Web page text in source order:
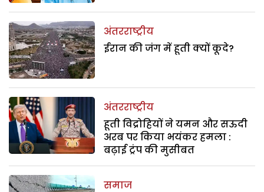
अंतरराष्ट्रीय
ईरान की जंग में हूती क्यों कूदे?
अंतरराष्ट्रीय
हूती विद्रोहियों ने यमन और सऊदी
अरब पर किया भयंकर हमला :
बढ़ाई ट्रंप की मुसीबत
समाज